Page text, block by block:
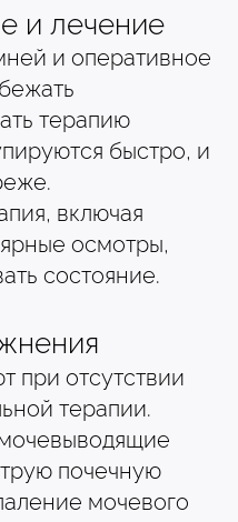
и лечение
и оперативное
терапию
быстро, и
включая
осмотры,
состояние.
при отсутствии
терапии.
почечную
мочевого